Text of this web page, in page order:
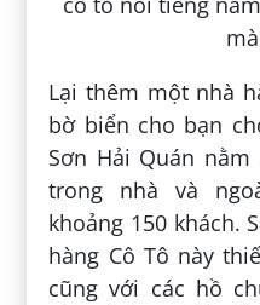
Lại thêm một nhà
bờ biển cho bạn
Sơn Hải Quán
trong nhà và
khoảng 150 khách.
hàng Cô Tô này
cũng với các hồ